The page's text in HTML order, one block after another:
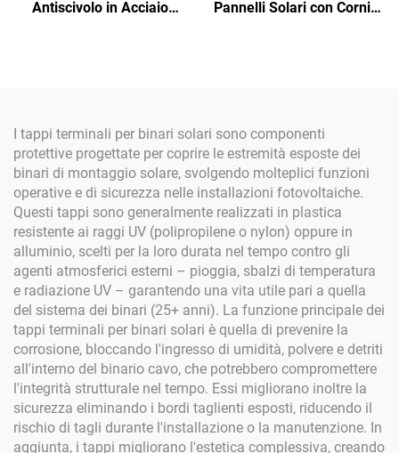
Antiscivolo in Acciaio
Pannelli Solari con Cornice
I tappi terminali per binari solari sono componenti
protettive progettate per coprire le estremità esposte dei
binari di montaggio solare, svolgendo molteplici funzioni
operative e di sicurezza nelle installazioni fotovoltaiche.
Questi tappi sono generalmente realizzati in plastica
resistente ai raggi UV (polipropilene o nylon) oppure in
alluminio, scelti per la loro durata nel tempo contro gli
agenti atmosferici esterni – pioggia, sbalzi di temperatura
e radiazione UV – garantendo una vita utile pari a quella
del sistema dei binari (25+ anni). La funzione principale dei
tappi terminali per binari solari è quella di prevenire la
corrosione, bloccando l'ingresso di umidità, polvere e detriti
all'interno del binario cavo, che potrebbero compromettere
l'integrità strutturale nel tempo. Essi migliorano inoltre la
sicurezza eliminando i bordi taglienti esposti, riducendo il
rischio di tagli durante l'installazione o la manutenzione. In
aggiunta, i tappi migliorano l'estetica complessiva, creando